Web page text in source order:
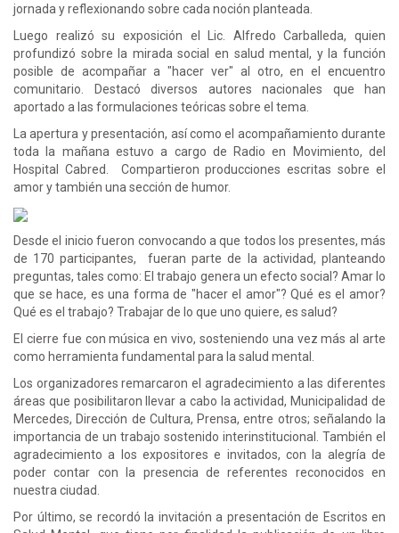
jornada y reflexionando sobre cada noción planteada.
Luego realizó su exposición el Lic. Alfredo Carballeda, quien
profundizó sobre la mirada social en salud mental, y la función
posible de acompañar a "hacer ver" al otro, en el encuentro
comunitario. Destacó diversos autores nacionales que han
aportado a las formulaciones teóricas sobre el tema.
La apertura y presentación, así como el acompañamiento durante
toda la mañana estuvo a cargo de Radio en Movimiento, del
Hospital Cabred. Compartieron producciones escritas sobre el
amor y también una sección de humor.
Desde el inicio fueron convocando a que todos los presentes, más
de 170 participantes, fueran parte de la actividad, planteando
preguntas, tales como: El trabajo genera un efecto social? Amar lo
que se hace, es una forma de "hacer el amor"? Qué es el amor?
Qué es el trabajo? Trabajar de lo que uno quiere, es salud?
El cierre fue con música en vivo, sosteniendo una vez más al arte
como herramienta fundamental para la salud mental.
Los organizadores remarcaron el agradecimiento a las diferentes
áreas que posibilitaron llevar a cabo la actividad, Municipalidad de
Mercedes, Dirección de Cultura, Prensa, entre otros; señalando la
importancia de un trabajo sostenido interinstitucional. También el
agradecimiento a los expositores e invitados, con la alegría de
poder contar con la presencia de referentes reconocidos en
nuestra ciudad.
Por último, se recordó la invitación a presentación de Escritos en